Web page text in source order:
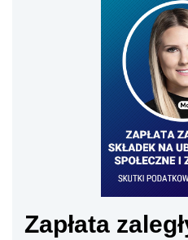
Zapłata